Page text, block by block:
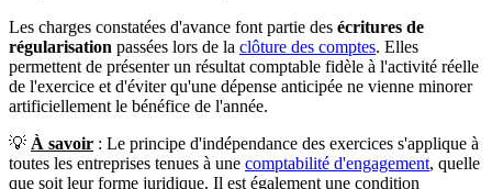
Les charges constatées d'avance font partie des écritures de
régularisation passées lors de la clôture des comptes. Elles
permettent de présenter un résultat comptable fidèle à l'activité réelle
de l'exercice et d'éviter qu'une dépense anticipée ne vienne minorer
artificiellement le bénéfice de l'année.
💡 À savoir : Le principe d'indépendance des exercices s'applique à
toutes les entreprises tenues à une comptabilité d'engagement, quelle
que soit leur forme juridique. Il est également une condition